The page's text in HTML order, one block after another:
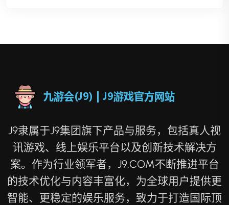
J9隶属于J9集团旗下产品与服务，包括真人视
讯游戏、线上娱乐平台以及创新技术解决方
案。作为行业领军者，J9.COM不断推进平台
的技术优化与内容丰富化，为全球用户提供更
智能、更稳定的娱乐服务，致力于打造国际顶